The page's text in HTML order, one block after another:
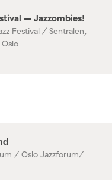
– Jazzombies!
Festival / Sentralen,
/ Oslo Jazzforum/